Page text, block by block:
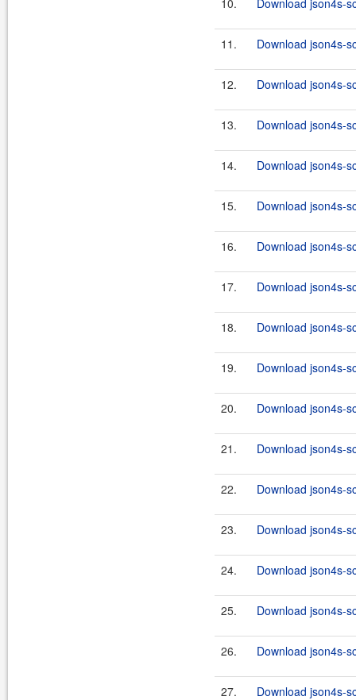
10. Download json4s-
11. Download json4s-
12. Download json4s-
13. Download json4s-
14. Download json4s-
15. Download json4s-
16. Download json4s-
17. Download json4s-
18. Download json4s-
19. Download json4s-
20. Download json4s-
21. Download json4s-
22. Download json4s-
23. Download json4s-
24. Download json4s-
25. Download json4s-
26. Download json4s-
27. Download json4s-